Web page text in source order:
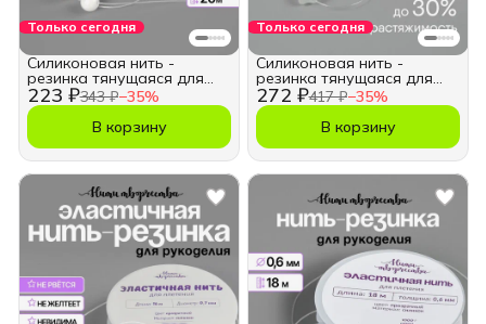
Только сегодня
223 ₽343 ₽−35%
Силиконовая нить -
резинка тянущаяся для
для браслетов 0,5мм
В корзину
Только сегодня
272 ₽417 ₽−35%
Силиконовая нить -
резинка тянущаяся для
браслетов 0,4мм
В корзину